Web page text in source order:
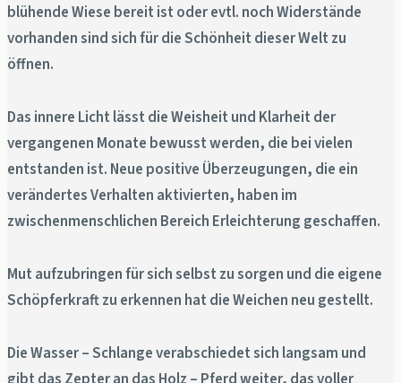
blühende Wiese bereit ist oder evtl. noch Widerstände
vorhanden sind sich für die Schönheit dieser Welt zu
öffnen.
Das innere Licht lässt die Weisheit und Klarheit der
vergangenen Monate bewusst werden, die bei vielen
entstanden ist. Neue positive Überzeugungen, die ein
verändertes Verhalten aktivierten, haben im
zwischenmenschlichen Bereich Erleichterung geschaffen.
Mut aufzubringen für sich selbst zu sorgen und die eigene
Schöpferkraft zu erkennen hat die Weichen neu gestellt.
Die Wasser – Schlange verabschiedet sich langsam und